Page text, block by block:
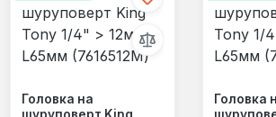
Головка на
Головка